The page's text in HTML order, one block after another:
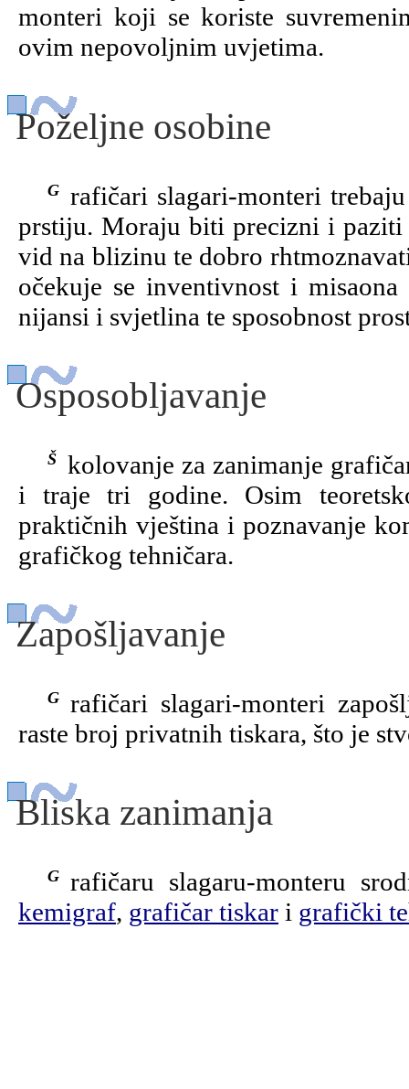
monteri koji se koriste
ovim nepovoljnim uvjetima.
Poželjne osobine
Grafičari slagari-monteri trebaju imati razvijenu ručnu spretnost i spretnost
prstiju. Moraju biti precizni i paziti
vid na blizinu te dobro
očekuje se inventivnost i
nijansi i svjetlina te sposobnost
Osposobljavanje
Školovanje za zanimanje grafičar slagar-monter provodi se u grafičkoj školi
i traje tri godine. Osim
praktičnih vještina i poznavanje
grafičkog tehničara.
Zapošljavanje
Grafičari slagari-monteri zapošljavaju se u tiskarama. Posljednjih godina
raste broj privatnih tiskara, što je
Bliska zanimanja
Grafičaru slagaru-monteru
kemigraf, grafičar tiskar i grafički